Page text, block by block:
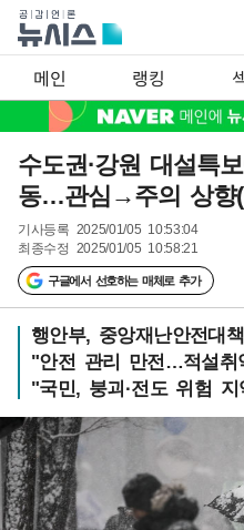
메인 랭킹
수도권·강원 대설특
동…관심→주의 상향(
기사등록 2025/01/05 10:53:04
최종수정 2025/01/05 10:58:21
구글에서 선호하는 매체로 추가
행안부, 중앙재난안전대
"안전 관리 만전…적설취
"국민, 붕괴·전도 위험